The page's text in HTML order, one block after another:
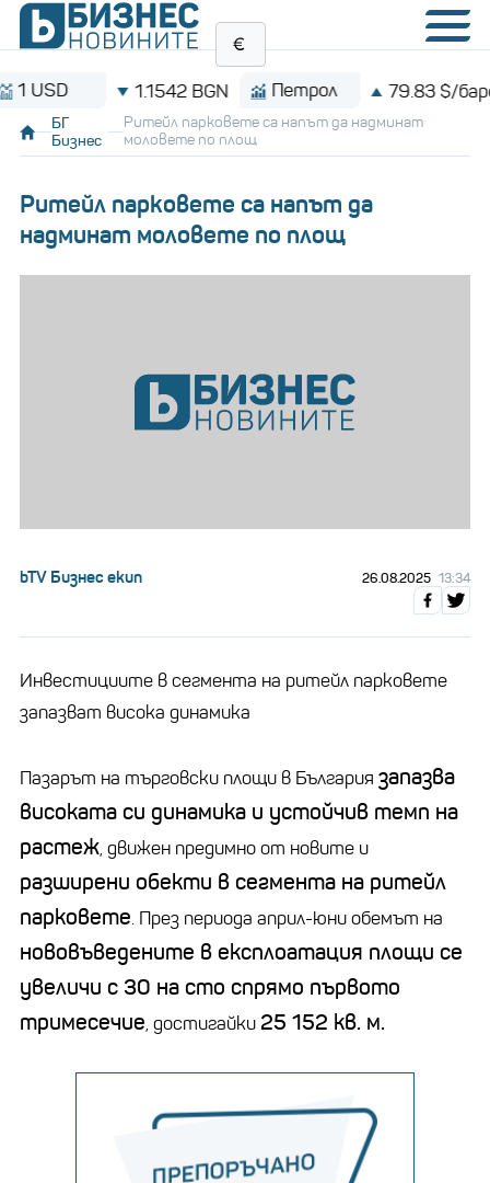
1.1542 BGN Петрол 79.83 $/барел
БГ
Бизнес
Ритейл парковете са напът да надминат
моловете по площ
Ритейл парковете са напът да
надминат моловете по площ
bTV Бизнес екип 26.08.2025 13:34
Инвестициите в сегмента на ритейл парковете
запазват висока динамика
Пазарът на търговски площи в България запазва
високата си динамика и устойчив темп на
растеж, движен предимно от новите и
разширени обекти в сегмента на ритейл
парковете. През периода април-юни обемът на
нововъведените в експлоатация площи се
увеличи с 30 на сто спрямо първото
тримесечие, достигайки 25 152 кв. м.